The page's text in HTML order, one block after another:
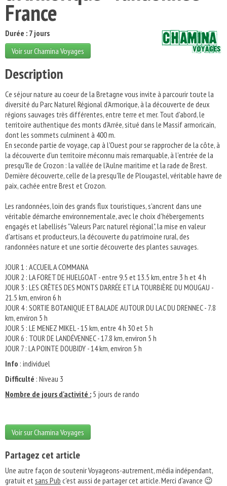
France
Durée : 7 jours
Voir sur Chamina Voyages
Description
Ce séjour nature au coeur de la Bretagne vous invite à parcourir toute la
diversité du Parc Naturel Régional d'Armorique, à la découverte de deux
régions sauvages très différentes, entre terre et mer. Tout d'abord, le
territoire authentique des monts d'Arrée, situé dans le Massif armoricain,
dont les sommets culminent à 400 m.
En seconde partie de voyage, cap à l'Ouest pour se rapprocher de la côte, à
la découverte d'un territoire méconnu mais remarquable, à l'entrée de la
presqu'île de Crozon : la vallée de l'Aulne maritime et la rade de Brest.
Dernière découverte, celle de la presqu'île de Plougastel, véritable havre de
paix, cachée entre Brest et Crozon.
Les randonnées, loin des grands flux touristiques, s'ancrent dans une
véritable démarche environnementale, avec le choix d'hébergements
engagés et labellisés "Valeurs Parc naturel régional", la mise en valeur
d'artisans et producteurs, la découverte du patrimoine rural, des
randonnées nature et une sortie découverte des plantes sauvages.
JOUR 1 : ACCUEIL A COMMANA
JOUR 2 : LA FORET DE HUELGOAT - entre 9.5 et 13.5 km, entre 3 h et 4 h
JOUR 3 : LES CRÊTES DES MONTS D'ARRÉE ET LA TOURBIÈRE DU MOUGAU -
21.5 km, environ 6 h
JOUR 4 : SORTIE BOTANIQUE ET BALADE AUTOUR DU LAC DU DRENNEC - 7.8
km, environ 5 h
JOUR 5 : LE MENEZ MIKEL - 15 km, entre 4 h 30 et 5 h
JOUR 6 : TOUR DE LANDÉVENNEC - 17.8 km, environ 5 h
JOUR 7 : LA POINTE DOUBIDY - 14 km, environ 5 h
Info : individuel
Difficulté : Niveau 3
Nombre de jours d'activité : 5 jours de rando
Voir sur Chamina Voyages
Partagez cet article
Une autre façon de soutenir Voyageons-autrement, média indépendant,
gratuit etsans Pub c'est aussi de partager cet article. Merci d'avance 😉